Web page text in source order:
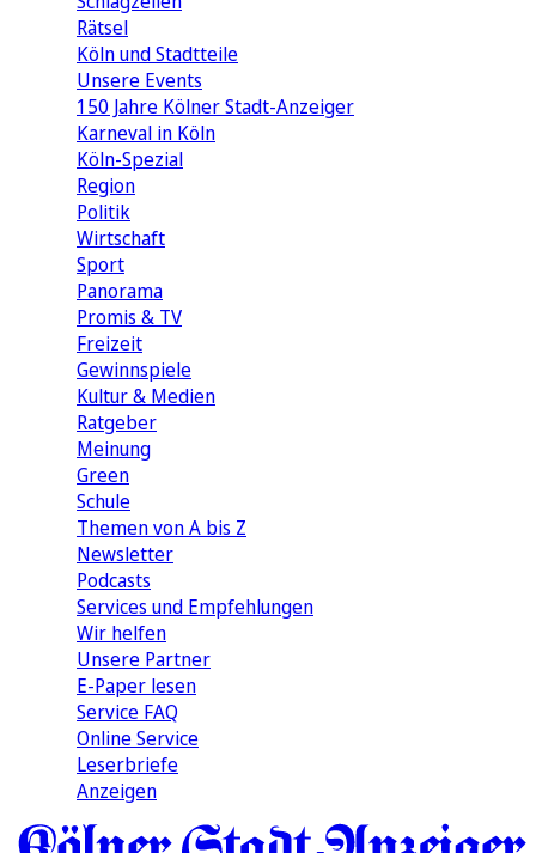
Rätsel
Köln und Stadtteile
Unsere Events
150 Jahre Kölner Stadt-Anzeiger
Karneval in Köln
Köln-Spezial
Region
Politik
Wirtschaft
Sport
Panorama
Promis & TV
Freizeit
Gewinnspiele
Kultur & Medien
Ratgeber
Meinung
Green
Schule
Themen von A bis Z
Newsletter
Podcasts
Services und Empfehlungen
Wir helfen
Unsere Partner
E-Paper lesen
Service FAQ
Online Service
Leserbriefe
Anzeigen